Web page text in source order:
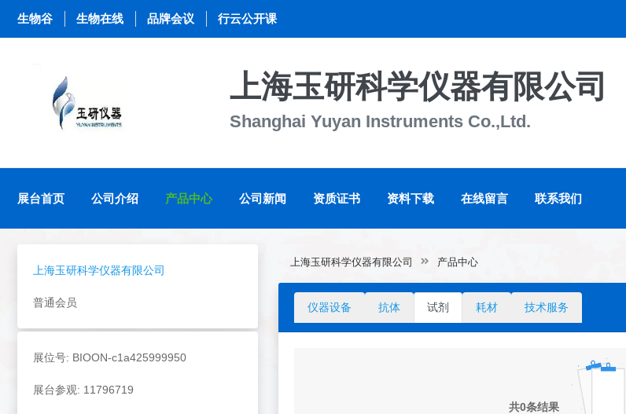
生物谷 生物在线 品牌会议 行云公开课
上海玉研科学仪器有限公司
Shanghai Yuyan Instruments Co.,Ltd.
展台首页 公司介绍 产品中心 公司新闻 资质证书 资料下载 在线留言 联系我们
上海玉研科学仪器有限公司
普通会员
展位号: BIOON-c1a425999950
展台参观: 11796719
上海玉研科学仪器有限公司 产品中心
仪器设备 抗体 试剂 耗材 技术服务
共0条结果